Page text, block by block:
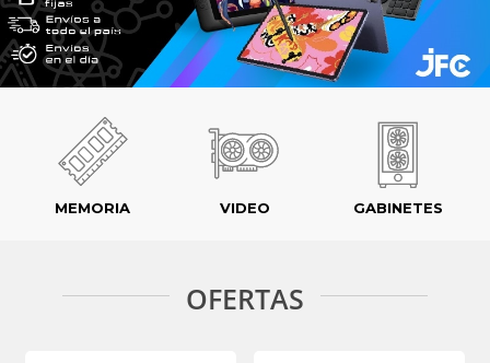
MEMORIA VIDEO GABINETES
OFERTAS